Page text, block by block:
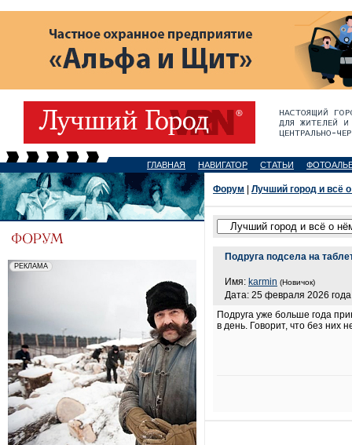
ГЛАВНАЯ НАВИГАТОР СТАТЬИ
Форум Лучший город и всё
Подруга подсела на
Имя: karmin (Новичок)
Дата: 25 февраля 2026
Подруга уже больше года
в день. Говорит, что без них